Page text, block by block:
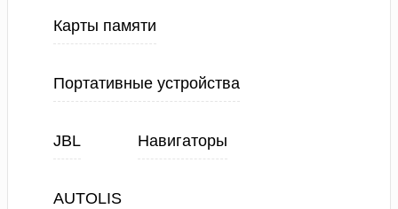
Карты памяти
Портативные устройства
JBL Навигаторы
AUTOLIS